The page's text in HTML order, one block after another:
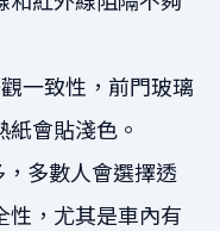
一致性，前門玻璃
會貼淺色。
多數人會選擇透
性，尤其是車內有